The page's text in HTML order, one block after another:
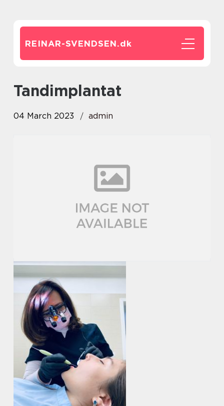
REINAR-SVENDSEN.dk
tandimplantat
04 March 2023 admin